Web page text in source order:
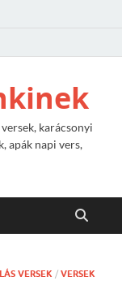
karácsonyi
apák napi vers,
VERSEK / VERSEK